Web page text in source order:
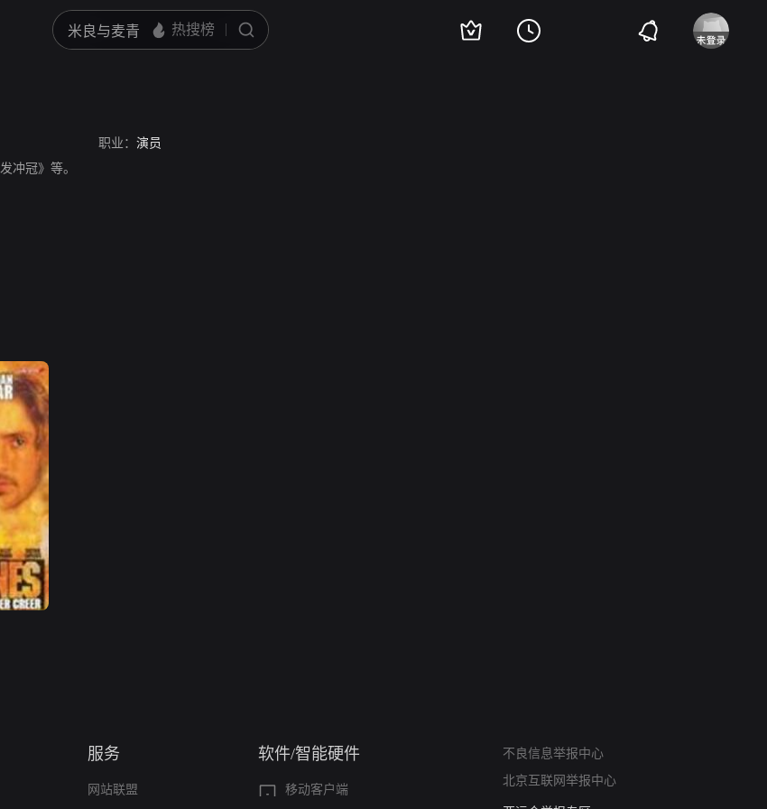
职业： 演员
冲冠》等。
服务
网站联盟
软件/智能硬件
移动客户端
不良信息举报中心
北京互联网举报中心
算法推荐专项举报